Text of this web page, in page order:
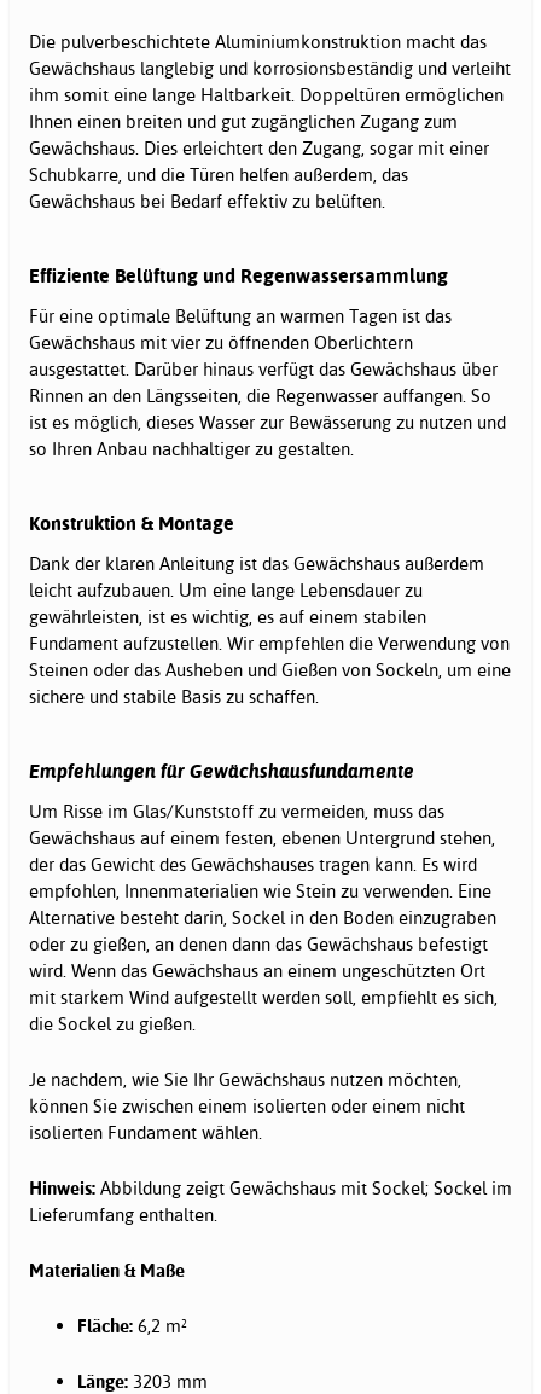
Die pulverbeschichtete Aluminiumkonstruktion macht das
Gewächshaus langlebig und korrosionsbeständig und verleiht
ihm somit eine lange Haltbarkeit. Doppeltüren ermöglichen
Ihnen einen breiten und gut zugänglichen Zugang zum
Gewächshaus. Dies erleichtert den Zugang, sogar mit einer
Schubkarre, und die Türen helfen außerdem, das
Gewächshaus bei Bedarf effektiv zu belüften.
Effiziente Belüftung und Regenwassersammlung
Für eine optimale Belüftung an warmen Tagen ist das
Gewächshaus mit vier zu öffnenden Oberlichtern
ausgestattet. Darüber hinaus verfügt das Gewächshaus über
Rinnen an den Längsseiten, die Regenwasser auffangen. So
ist es möglich, dieses Wasser zur Bewässerung zu nutzen und
so Ihren Anbau nachhaltiger zu gestalten.
Konstruktion & Montage
Dank der klaren Anleitung ist das Gewächshaus außerdem
leicht aufzubauen. Um eine lange Lebensdauer zu
gewährleisten, ist es wichtig, es auf einem stabilen
Fundament aufzustellen. Wir empfehlen die Verwendung von
Steinen oder das Ausheben und Gießen von Sockeln, um eine
sichere und stabile Basis zu schaffen.
Empfehlungen für Gewächshausfundamente
Um Risse im Glas/Kunststoff zu vermeiden, muss das
Gewächshaus auf einem festen, ebenen Untergrund stehen,
der das Gewicht des Gewächshauses tragen kann. Es wird
empfohlen, Innenmaterialien wie Stein zu verwenden. Eine
Alternative besteht darin, Sockel in den Boden einzugraben
oder zu gießen, an denen dann das Gewächshaus befestigt
wird. Wenn das Gewächshaus an einem ungeschützten Ort
mit starkem Wind aufgestellt werden soll, empfiehlt es sich,
die Sockel zu gießen.
Je nachdem, wie Sie Ihr Gewächshaus nutzen möchten,
können Sie zwischen einem isolierten oder einem nicht
isolierten Fundament wählen.
Hinweis: Abbildung zeigt Gewächshaus mit Sockel; Sockel im
Lieferumfang enthalten.
Materialien & Maße
Fläche: 6,2 m²
Länge: 3203 mm